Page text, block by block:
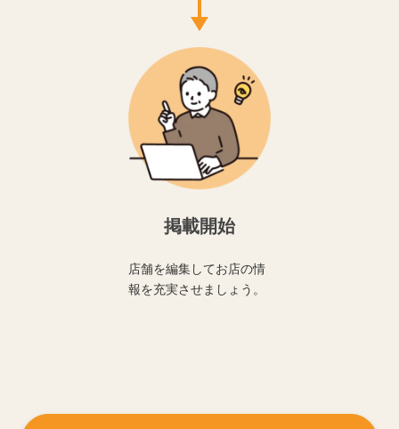
掲載開始
店舗を編集してお店の情
報を充実させましょう。